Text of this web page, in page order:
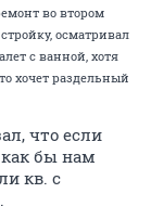
во втором
осматривал
с ванной, хотя
хочет раздельный
что если
бы нам
кв. с